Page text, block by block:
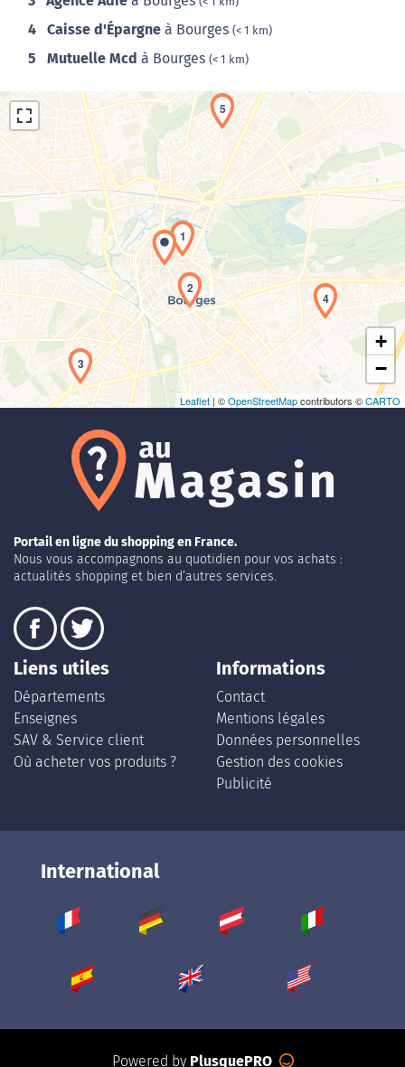
4 Caisse d'Épargne à Bourges (< 1 km)
5 Mutuelle Mcd à Bourges (< 1 km)
Chargement de la carte en cours...
1
2
3
4
5
+
−
Leaflet | ©OpenStreetMapcontributors ©CARTO
Portail en ligne du shopping en France.
Nous vous accompagnons au quotidien pour vos achats :
actualités shopping et bien d’autres services.
Liens utiles
Départements
Enseignes
SAV & Service client
Où acheter vos produits ?
Informations
Contact
Mentions légales
Données personnelles
Gestion des cookies
Publicité
International
Powered by PlusquePRO